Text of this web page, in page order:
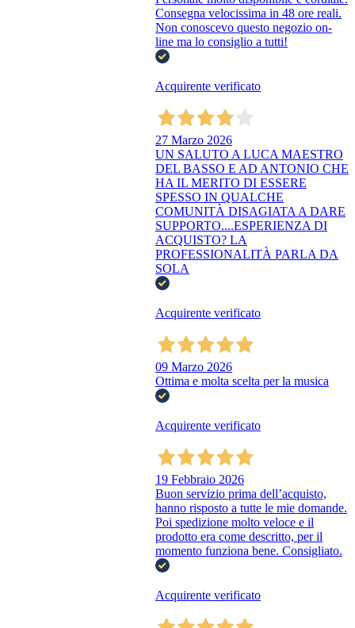
Consegna velocissima in 48 ore reali.
Non conoscevo questo negozio on-
line ma lo consiglio a tutti!
Acquirente verificato
27 Marzo 2026
UN SALUTO A LUCA MAESTRO
DEL BASSO E AD ANTONIO CHE
HA IL MERITO DI ESSERE
SPESSO IN QUALCHE
COMUNITÀ DISAGIATA A DARE
SUPPORTO....ESPERIENZA DI
ACQUISTO? LA
PROFESSIONALITÀ PARLA DA
SOLA
Acquirente verificato
09 Marzo 2026
Ottima e molta scelta per la musica
Acquirente verificato
19 Febbraio 2026
Buon servizio prima dell’acquisto,
hanno risposto a tutte le mie domande.
Poi spedizione molto veloce e il
prodotto era come descritto, per il
momento funziona bene. Consigliato.
Acquirente verificato